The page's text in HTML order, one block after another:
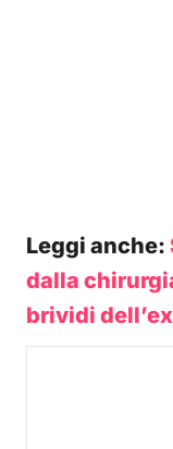
Leggi anche:
dalla
brividi